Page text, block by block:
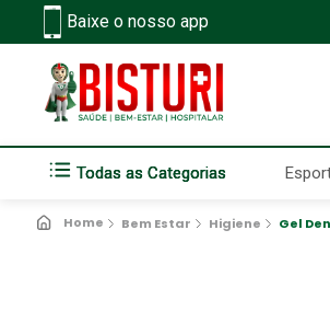
Baixe o nosso app
Todas as Categorias
Bem Estar Higiene Gel